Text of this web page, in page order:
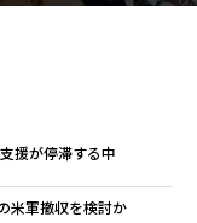
援が停滞する中
米軍撤収を検討か